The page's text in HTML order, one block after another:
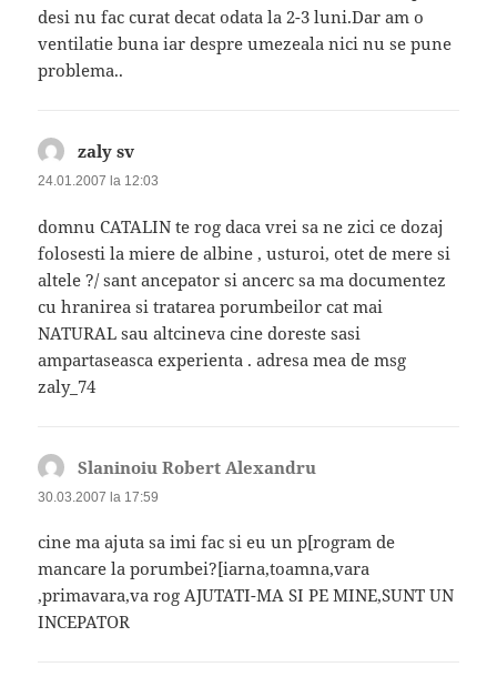
desi nu fac curat decat odata la 2-3 luni.Dar am o
ventilatie buna iar despre umezeala nici nu se pune
problema..
zaly sv
24.01.2007 la 12:03
domnu CATALIN te rog daca vrei sa ne zici ce dozaj
folosesti la miere de albine , usturoi, otet de mere si
altele ?/ sant ancepator si ancerc sa ma documentez
cu hranirea si tratarea porumbeilor cat mai
NATURAL sau altcineva cine doreste sasi
ampartaseasca experienta . adresa mea de msg
zaly_74
Slaninoiu Robert Alexandru
30.03.2007 la 17:59
cine ma ajuta sa imi fac si eu un p[rogram de
mancare la porumbei?[iarna,toamna,vara
,primavara,va rog AJUTATI-MA SI PE MINE,SUNT UN
INCEPATOR